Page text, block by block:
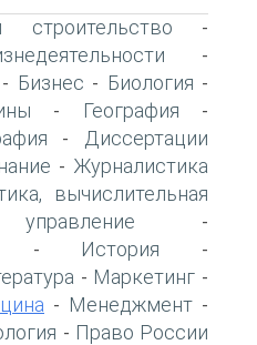
строительство -
-
- Бизнес - Биология -
- География -
-
Диссертации
- Журналистика
вычислительная
-
- История -
- Маркетинг -
- Менеджмент -
- Право России